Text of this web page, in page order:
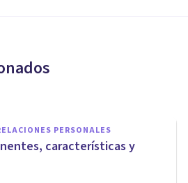
PERSONALES
características y